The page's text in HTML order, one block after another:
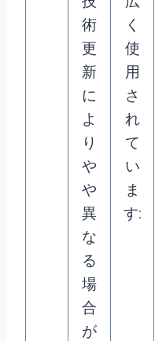
術
更
新
に
よ
り
や
や
異
な
る
場
合
が
く
使
用
さ
れ
て
い
ま
す: